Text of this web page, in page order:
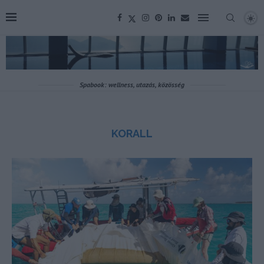
Spabook: wellness, utazás, közösség
KORALL